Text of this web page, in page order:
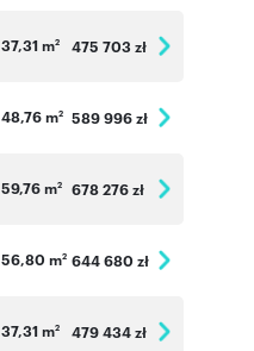
37,31 m2 475 703 zł
48,76 m2 589 996 zł
59,76 m2 678 276 zł
56,80 m2 644 680 zł
37,31 m2 479 434 zł